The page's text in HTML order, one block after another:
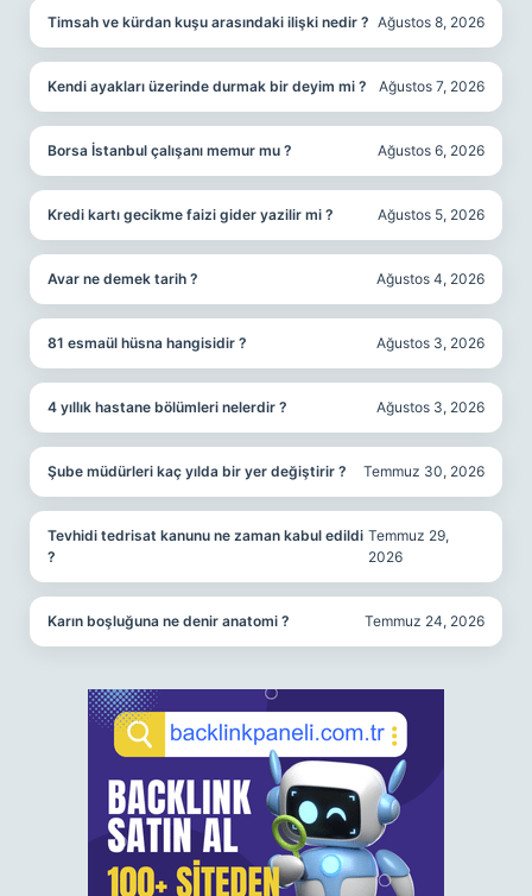
Timsah ve kürdan kuşu arasındaki ilişki nedir ? Ağustos 8, 2026
Kendi ayakları üzerinde durmak bir deyim mi ? Ağustos 7, 2026
Borsa İstanbul çalışanı memur mu ? Ağustos 6, 2026
Kredi kartı gecikme faizi gider yazilir mi ? Ağustos 5, 2026
Avar ne demek tarih ? Ağustos 4, 2026
81 esmaül hüsna hangisidir ? Ağustos 3, 2026
4 yıllık hastane bölümleri nelerdir ? Ağustos 3, 2026
Şube müdürleri kaç yılda bir yer değiştirir ? Temmuz 30, 2026
Tevhidi tedrisat kanunu ne zaman kabul edildi
?
Temmuz 29,
2026
Karın boşluğuna ne denir anatomi ? Temmuz 24, 2026